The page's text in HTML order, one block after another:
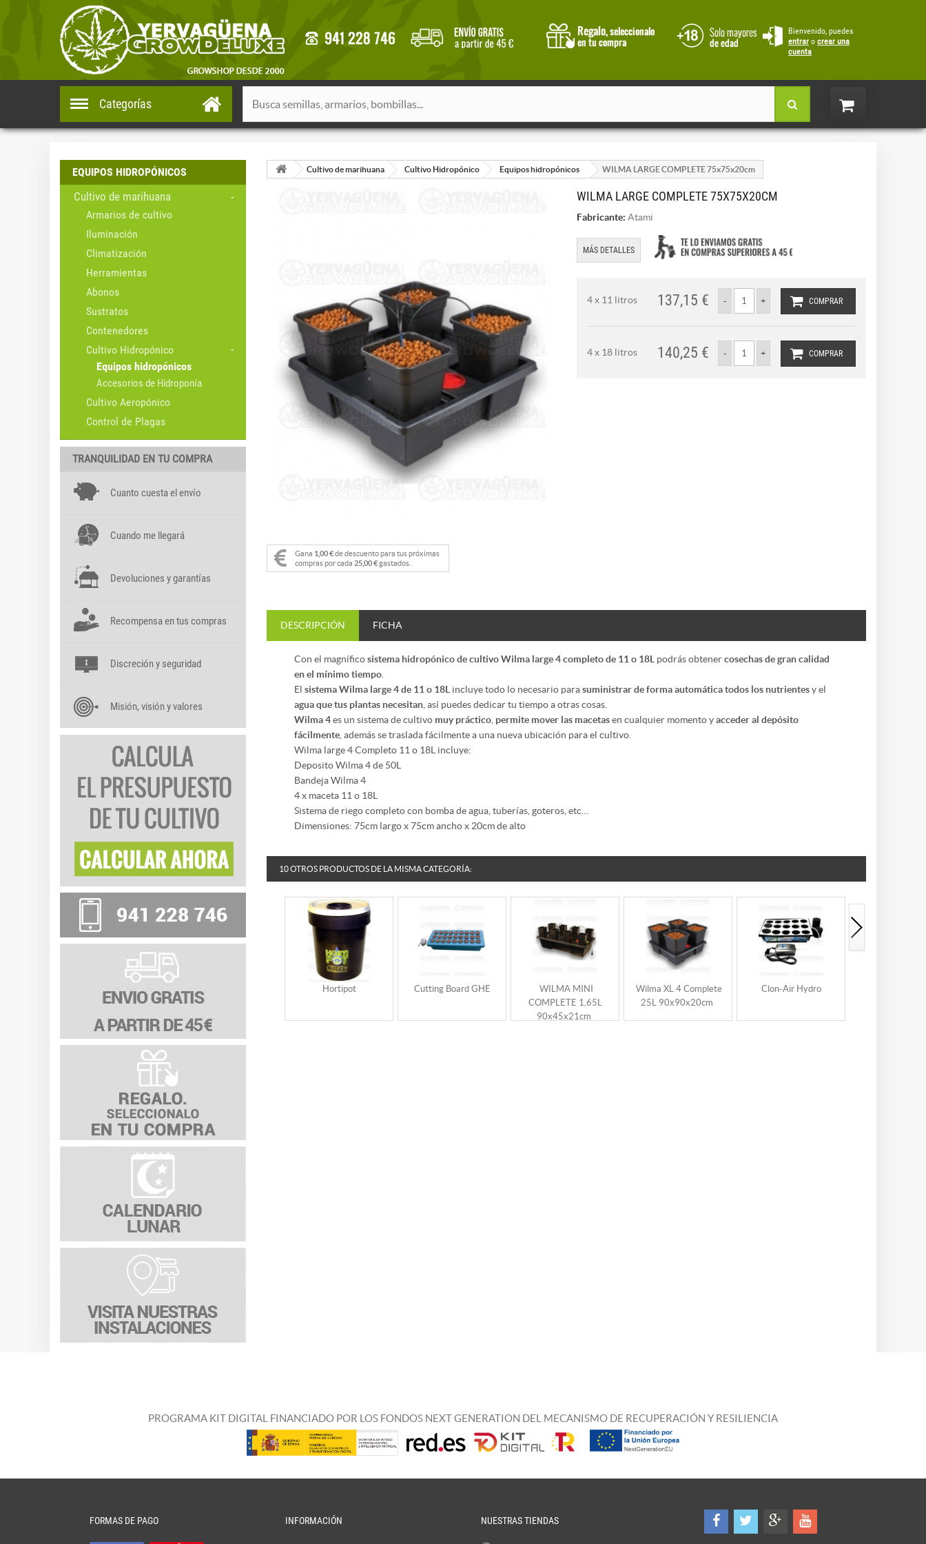
Bienvenido, puedes
entrar o crear una
cuenta
Categorías
EQUIPOS HIDROPÓNICOS
Cultivo de marihuana
Armarios de cultivo
Iluminación
Climatización
Herramientas
Abonos
Sustratos
Contenedores
Cultivo Hidropónico
Equipos hidropónicos
Accesorios de Hidroponía
Cultivo Aeropónico
Control de Plagas
TRANQUILIDAD EN TU COMPRA
Cuanto cuesta el envío
Cuando me llegará
Devoluciones y garantías
Recompensa en tus compras
Discreción y seguridad
Misión, visión y valores
Cultivo de marihuana Cultivo Hidropónico Equipos hidropónicos WILMA LARGE COMPLETE 75x75x20cm
Gana 1,00 €de descuento para tus próximas
compras por cada 25,00 €gastados.
WILMA LARGE COMPLETE 75X75X20CM
Fabricante: Atami
MÁS DETALLES
4 x 11 litros COMPRAR
137,15 €
4 x 18 litros COMPRAR
140,25 €
DESCRIPCIÓN FICHA
Con el magníficosistema hidropónico de cultivo Wilma large 4 completo de 11 o 18L podrás obtenercosechas de gran calidad
en el mínimo tiempo
El sistema Wilma large4 de 11 o 18L incluye todo lo necesario parasuministrar de forma automática todos los nutrientesy el
agua que tus plantas necesitan , así puedes dedicar tu tiempo a otras cosas.
Wilma 4es un sistema de cultivo muy práctico permite mover las macetasen cualquier momento yacceder al depósito
fácilmente , además se traslada fácilmente a una nueva ubicación para el cultivo.
Wilma large 4 Completo 11 o 18L incluye:
Deposito Wilma 4 de 50L
Bandeja Wilma 4
4 x maceta 11 o 18L
Sistema de riego completo con bomba de agua, tuberías, goteros, etc…
Dimensiones: 75cm largo x 75cm ancho x 20cm de alto
10 OTROS PRODUCTOS DE LA MISMA CATEGORÍA:
Hortipot Cutting Board GHE
WILMA MINI
COMPLETE 1,65L
90x45x21cm
Wilma XL 4 Complete
25L 90x90x20cm
Clon-Air Hydro
PROGRAMA KIT DIGITAL FINANCIADO POR LOS FONDOS NEXT GENERATION DEL MECANISMO DE RECUPERACIÓN Y RESILIENCIA
FORMAS DE PAGO INFORMACIÓN NUESTRAS TIENDAS